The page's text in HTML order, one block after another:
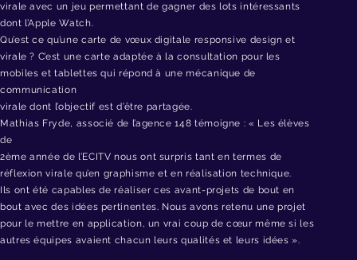
virale avec un jeu permettant de gagner des lots intéressants
dont l’Apple Watch.
Qu’est ce qu’une carte de vœux digitale responsive design et
virale ? C’est une carte adaptée à la consultation pour les
mobiles et tablettes qui répond à une mécanique de
communication
virale dont l’objectif est d’être partagée.
Mathias Fryde, associé de l’agence 148 témoigne : « Les élèves
de
2ème année de l’ECITV nous ont surpris tant en termes de
réflexion virale qu’en graphisme et en réalisation technique.
Ils ont été capables de réaliser ces avant-projets de bout en
bout avec des idées pertinentes. Nous avons retenu une projet
pour le mettre en application, un vrai coup de cœur même si les
autres équipes avaient chacun leurs qualités et leurs idées ».